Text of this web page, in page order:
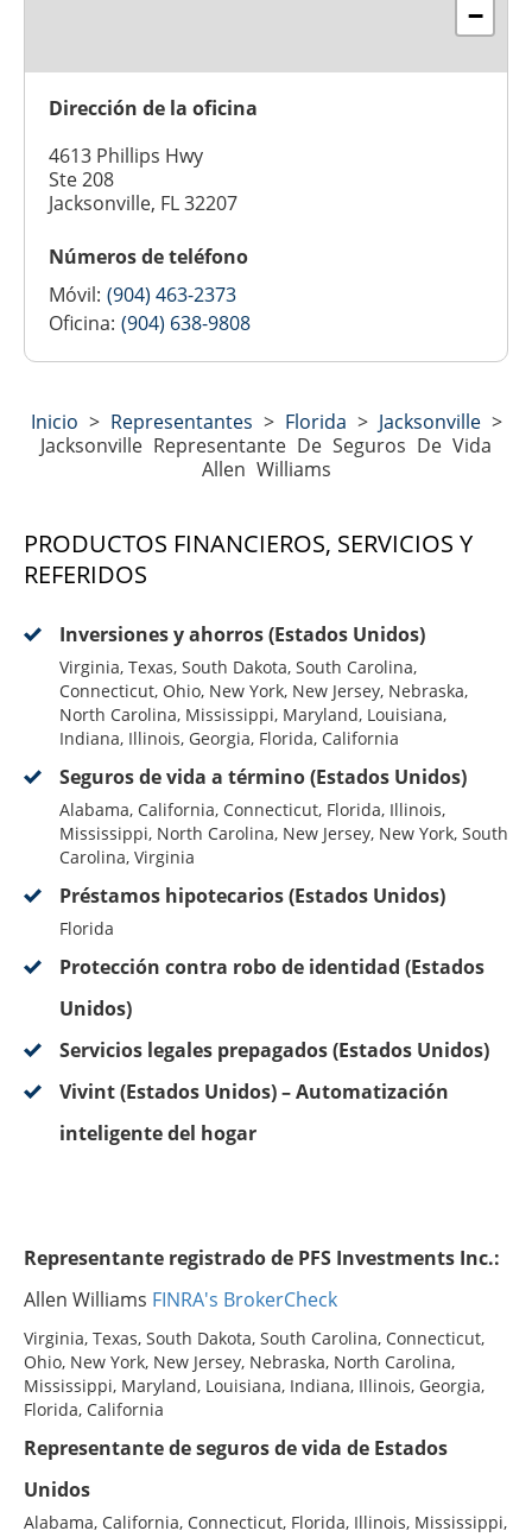
−
Dirección de la oficina
4613 Phillips Hwy
Ste 208
Jacksonville, FL 32207
Números de teléfono
Móvil: (904) 463-2373
Oficina: (904) 638-9808
Inicio > Representantes > Florida > Jacksonville>
Jacksonville Representante De Seguros De Vida
Allen Williams
PRODUCTOS FINANCIEROS, SERVICIOS Y
REFERIDOS
Inversiones y ahorros (Estados Unidos)
Virginia, Texas, South Dakota, South Carolina,
Connecticut, Ohio, New York, New Jersey, Nebraska,
North Carolina, Mississippi, Maryland, Louisiana,
Indiana, Illinois, Georgia, Florida, California
Seguros de vida a término (Estados Unidos)
Alabama, California, Connecticut, Florida, Illinois,
Mississippi, North Carolina, New Jersey, New York, South
Carolina, Virginia
Préstamos hipotecarios (Estados Unidos)
Florida
Protección contra robo de identidad (Estados
Unidos)
Servicios legales prepagados (Estados Unidos)
Vivint (Estados Unidos) – Automatización
inteligente del hogar
Representante registrado de PFS Investments Inc.:
Allen Williams FINRA's BrokerCheck
Virginia, Texas, South Dakota, South Carolina, Connecticut,
Ohio, New York, New Jersey, Nebraska, North Carolina,
Mississippi, Maryland, Louisiana, Indiana, Illinois, Georgia,
Florida, California
Representante de seguros de vida de Estados
Unidos
Alabama, California, Connecticut, Florida, Illinois, Mississippi,